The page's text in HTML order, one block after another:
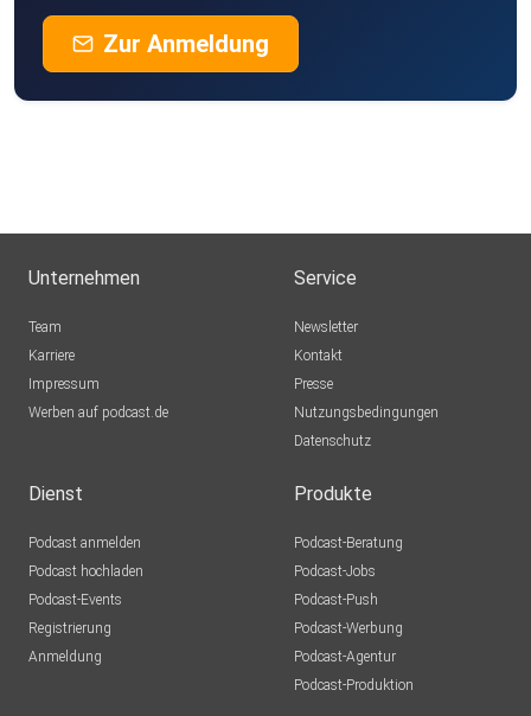
Zur Anmeldung
Unternehmen
Team
Karriere
Impressum
Werben auf podcast.de
Service
Newsletter
Kontakt
Presse
Nutzungsbedingungen
Datenschutz
Dienst
Podcast anmelden
Podcast hochladen
Podcast-Events
Registrierung
Anmeldung
Produkte
Podcast-Beratung
Podcast-Jobs
Podcast-Push
Podcast-Werbung
Podcast-Agentur
Podcast-Produktion